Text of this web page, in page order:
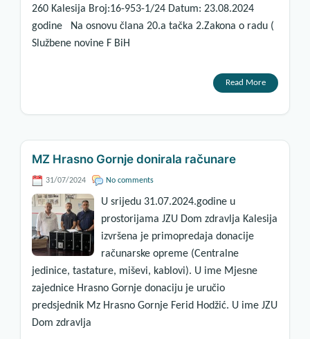
260 Kalesija Broj:16-953-1/24 Datum: 23.08.2024
godine Na osnovu člana 20.a tačka 2.Zakona o radu (
Službene novine F BiH
Read More
MZ Hrasno Gornje donirala računare
31/07/2024 No comments
U srijedu 31.07.2024.godine u
prostorijama JZU Dom zdravlja Kalesija
izvršena je primopredaja donacije
računarske opreme (Centralne
jedinice, tastature, miševi, kablovi). U ime Mjesne
zajednice Hrasno Gornje donaciju je uručio
predsjednik Mz Hrasno Gornje Ferid Hodžić. U ime JZU
Dom zdravlja